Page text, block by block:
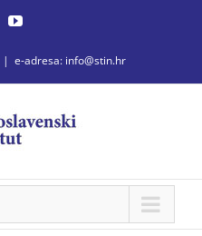
YouTube
| e-adresa: info@stin.hr